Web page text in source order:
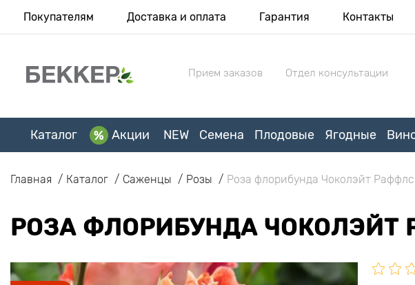
Покупателям Доставка и оплата Гарантия Контакты
Прием заказов Отдел консультации
Каталог Акции NEW Семена Плодовые Ягодные
Главная Каталог Саженцы Розы Роза флорибунда Чоколэйт
РОЗА ФЛОРИБУНДА ЧОКОЛЭЙТ